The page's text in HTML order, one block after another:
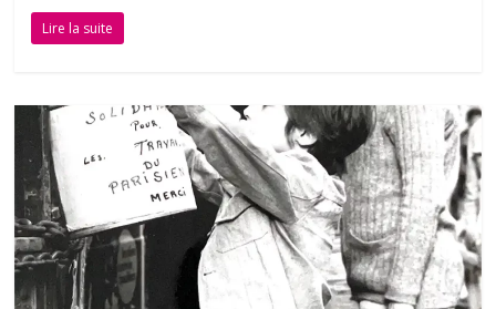
Lire la suite